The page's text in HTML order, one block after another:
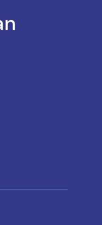
fönster.